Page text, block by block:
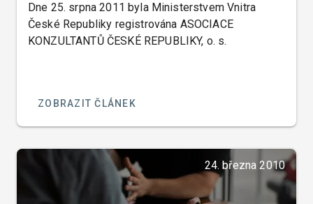
Dne 25. srpna 2011 byla Ministerstvem Vnitra
České Republiky registrována ASOCIACE
KONZULTANTŮ ČESKÉ REPUBLIKY, o. s.
ZOBRAZIT ČLÁNEK
24. března 2010